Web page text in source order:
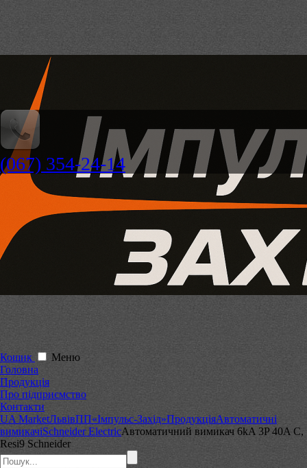
(067) 354-24-14
Кошик
Меню
Головна
Продукція
Про підприємство
Контакти
UA MarketЛьвівПП«Імпульс-Захід»ПродукціяАвтоматичні
вимикачіSchneider ElectricАвтоматичний вимикач 6kA 3P 40A C,
Resi9 Schneider